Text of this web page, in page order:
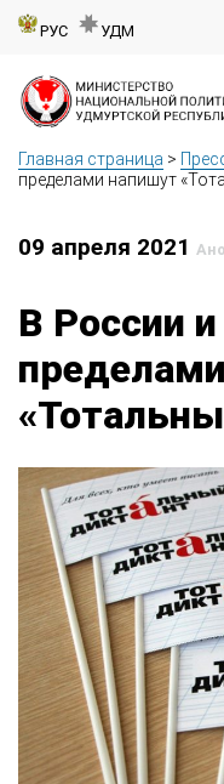
РУС УДМ
Главная страница >
пределами напишут
09 апреля 2021
В России и